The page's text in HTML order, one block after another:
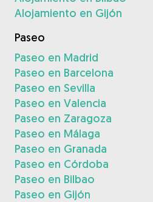
Alojamiento en Gijón
Paseo
Paseo en Madrid
Paseo en Barcelona
Paseo en Sevilla
Paseo en Valencia
Paseo en Zaragoza
Paseo en Málaga
Paseo en Granada
Paseo en Córdoba
Paseo en Bilbao
Paseo en Gijón